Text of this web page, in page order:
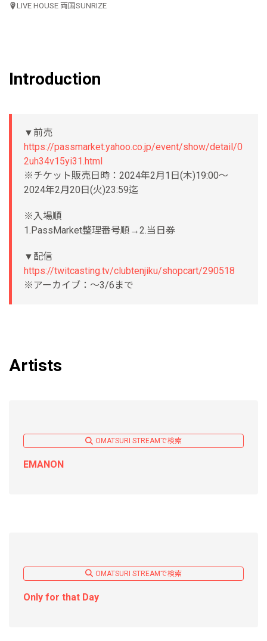
LIVE HOUSE 両国SUNRIZE
Introduction
▼前売
https://passmarket.yahoo.co.jp/event/show/detail/0
2uh34v15yi31.html
※チケット販売日時：2024年2月1日(木)19:00～
2024年2月20日(火)23:59迄
※入場順
1.PassMarket整理番号順→2.当日券
▼配信
https://twitcasting.tv/clubtenjiku/shopcart/290518
※アーカイブ：〜3/6まで
Artists
OMATSURI STREAMで検索
EMANON
OMATSURI STREAMで検索
Only for that Day